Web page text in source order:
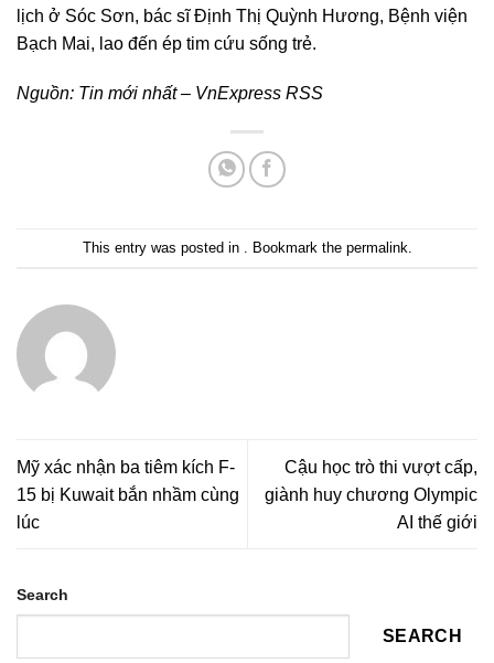
lịch ở Sóc Sơn, bác sĩ Định Thị Quỳnh Hương, Bệnh viện
Bạch Mai, lao đến ép tim cứu sống trẻ.
Nguồn: Tin mới nhất – VnExpress RSS
This entry was posted in . Bookmark the permalink
Mỹ xác nhận ba tiêm kích F-
15 bị Kuwait bắn nhầm cùng
lúc
Cậu học trò thi vượt cấp,
giành huy chương Olympic
AI thế giới
Search
SEARCH